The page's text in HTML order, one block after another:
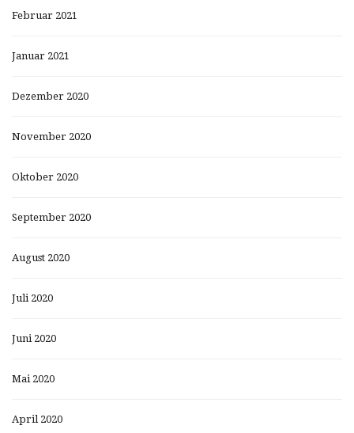
Februar 2021
Januar 2021
Dezember 2020
November 2020
Oktober 2020
September 2020
August 2020
Juli 2020
Juni 2020
Mai 2020
April 2020